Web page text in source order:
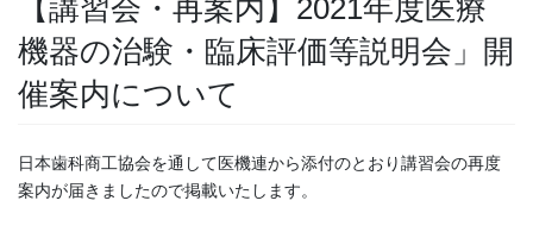
【講習会・再案内】2021年度医療
機器の治験・臨床評価等説明会」開
催案内について
日本歯科商工協会を通して医機連から添付のとおり講習会の再度
案内が届きましたので掲載いたします。